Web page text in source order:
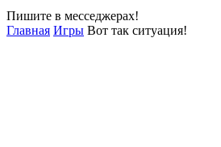
Пишите в месседжерах!
Главная Игры Вот так ситуация!